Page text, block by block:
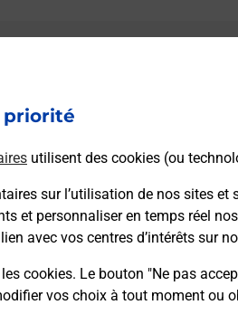
priorité
utilisent des cookies (ou
sur l’utilisation de nos sites et
et personnaliser en temps réel
avec vos centres d’intérêts sur
cookies. Le bouton "Ne pas
vos choix à tout moment ou
6 Le Bourg